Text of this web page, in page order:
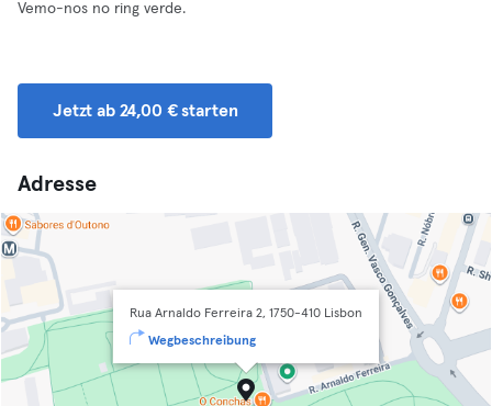
Vemo-nos no ring verde.
Jetzt ab 24,00 € starten
Adresse
Rua Arnaldo Ferreira 2, 1750-410 Lisbon
Wegbeschreibung